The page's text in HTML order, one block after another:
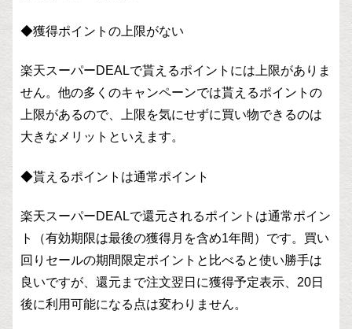
◆獲得ポイントの上限がない
楽天スーパーDEALで貰えるポイントには上限がありま
せん。他の多くのキャンペーンでは貰えるポイントの
上限があるので、上限を気にせずに買い物できるのは
大きなメリットといえます。
◆貰えるポイントは通常ポイント
楽天スーパーDEALで還元されるポイントは通常ポイン
ト（有効期限は最後の獲得月を含め1年間）です。買い
回りセールの期間限定ポイントと比べると使い勝手は
良いですが、還元まで注文翌日に獲得予定表示、20日
後に利用可能になる点は変わりません。